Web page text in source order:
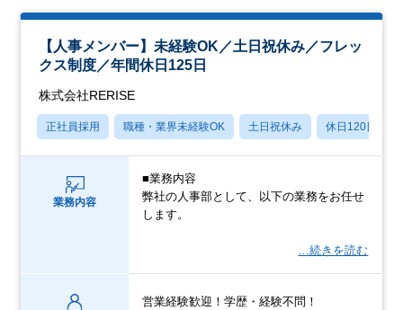
【人事メンバー】未経験OK／土日祝休み／フレッ
クス制度／年間休日125日
株式会社RERISE
正社員採用 職種・業界未経験OK 土日祝休み 休日120日以上
業務内容
■業務内容
弊社の人事部として、以下の業務をお任せ
します。
…続きを読む
営業経験歓迎！学歴・経験不問！